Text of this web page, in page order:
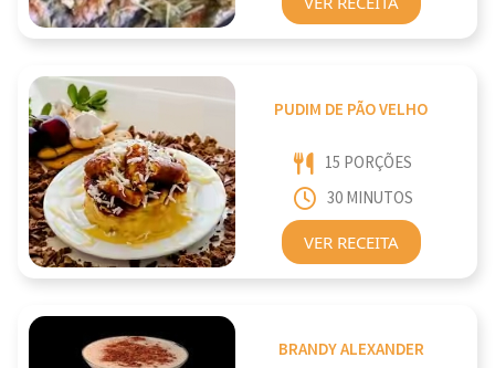
PUDIM DE PÃO VELHO
15 PORÇÕES
30 MINUTOS
VER RECEITA
BRANDY ALEXANDER